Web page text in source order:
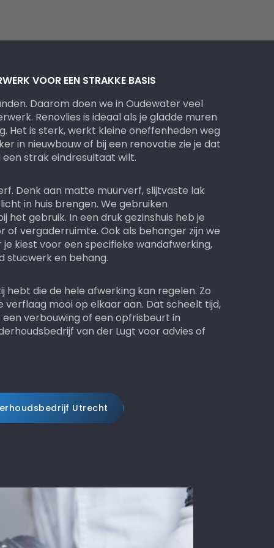
VOOR EEN STRAKKE BASIS
Daarom doen we in Oudewater veel
Renovlies is ideaal als je gladde muren
Het is sterk, werkt kleine oneffenheden weg
in nieuwbouw of bij een renovatie zie je dat
een strak eindresultaat wilt.
Denk aan matte muurverf, slijtvaste lak
in huis brengen. We gebruiken
het gebruik. In een druk gezinshuis heb je
of vergaderruimte. Ook als behanger zijn we
kiest voor een specifieke wandafwerking,
stucwerk en behang.
hebt die de hele afwerking kan regelen. Zo
verflaag mooi op elkaar aan. Dat scheelt tijd,
verbouwing of een opfrisbeurt in
van der Lugt voor advies of
Utrecht